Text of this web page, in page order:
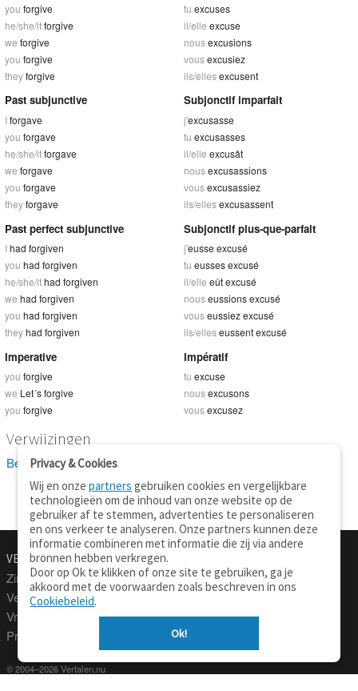
you forgive
he/she/itforgive
we forgive
you forgive
theyforgive
tu excuses
il/elle excuse
nousexcusions
vousexcusiez
ils/ellesexcusent
Past subjunctive
Iforgave
you forgave
he/she/itforgave
we forgave
you forgave
theyforgave
Subjonctif imparfait
j'excusasse
tu excusasses
il/elle excusât
nousexcusassions
vousexcusassiez
ils/ellesexcusassent
Past perfect subjunctive
Ihad forgiven
you had forgiven
he/she/ithad forgiven
we had forgiven
you had forgiven
theyhad forgiven
Subjonctif plus-que-parfait
j'eusse excusé
tu eusses excusé
il/elle eût excusé
nouseussions excusé
vouseussiez excusé
ils/elleseussent excusé
Imperative
you forgive
we Let´s forgive
you forgive
Impératif
tu excuse
nousexcusons
vousexcusez
Verwijzingen
Bekijk 2 definitie(s) van forgive
VERTALEN.NU
Zinnen vertalen
Verklarend woordenboek
Vraagbaak
Professionele vertaling
© 2004–2026 Vertalen.nu
Over deze site
Privacy
Privacy & Cookies
Wij en onzepartners gebruiken cookies en vergelijkbare
technologieën om de inhoud van onze website op de
gebruiker af te stemmen, advertenties te personaliseren
en ons verkeer te analyseren. Onze partners kunnen deze
informatie combineren met informatie die zij via andere
bronnen hebben verkregen.
Door op Ok te klikken of onze site te gebruiken, ga je
akkoord met de voorwaarden zoals beschreven in ons
Cookiebeleid.
Ok!